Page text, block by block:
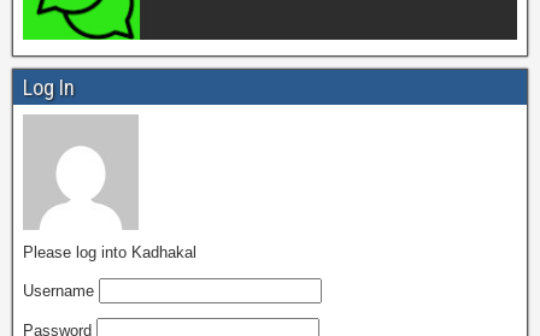
Log In
Please log into Kadhakal
Username
Password